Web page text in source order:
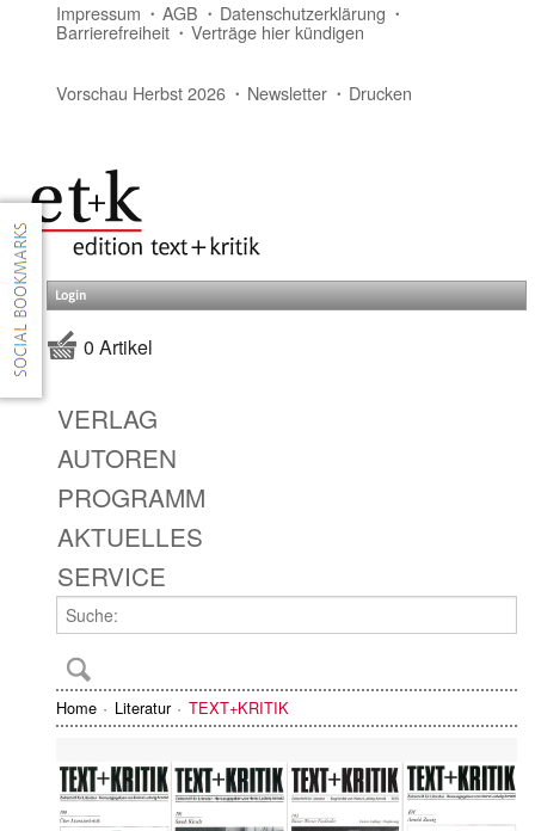
Impressum AGB Datenschutzerklärung
Barrierefreiheit Verträge hier kündigen
Vorschau Herbst 2026 Newsletter Drucken
Login
0 Artikel
VERLAG
AUTOREN
PROGRAMM
AKTUELLES
SERVICE
Home Literatur TEXT+KRITIK